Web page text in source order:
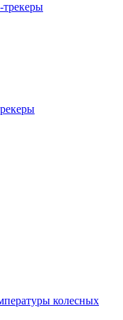
колесных